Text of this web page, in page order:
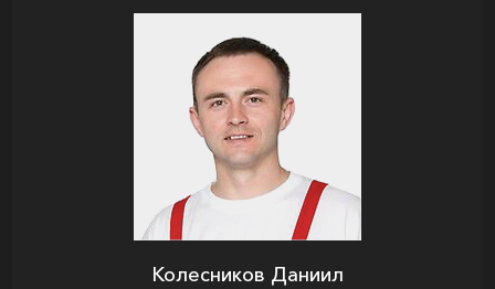
Колесников Даниил